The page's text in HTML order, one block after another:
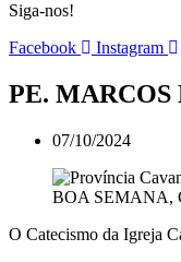
Siga-nos!
Facebook
Instagram
PE. MARCOS
07/10/2024
BOA SEMANA,
O Catecismo da Igreja